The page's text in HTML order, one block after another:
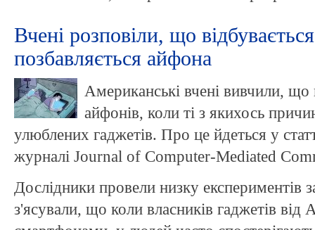
Вчені розповіли, що
позбавляється айфона
Американські вчені вивчили, що
айфонів, коли ті з якихось
улюблених гаджетів. Про це йдеться у
журналі Journal of Computer-Mediated
Дослідники провели низку експериментів
з'ясували, що коли власників гаджетів від